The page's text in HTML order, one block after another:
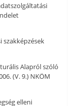
szakképzések
Alapról szóló
(V. 9.) NKÖM
elleni